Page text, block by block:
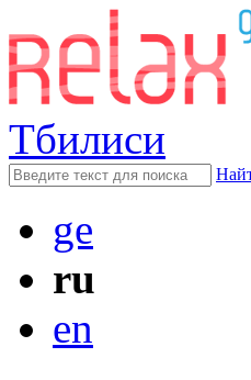
Тбилиси
ge
ru
en